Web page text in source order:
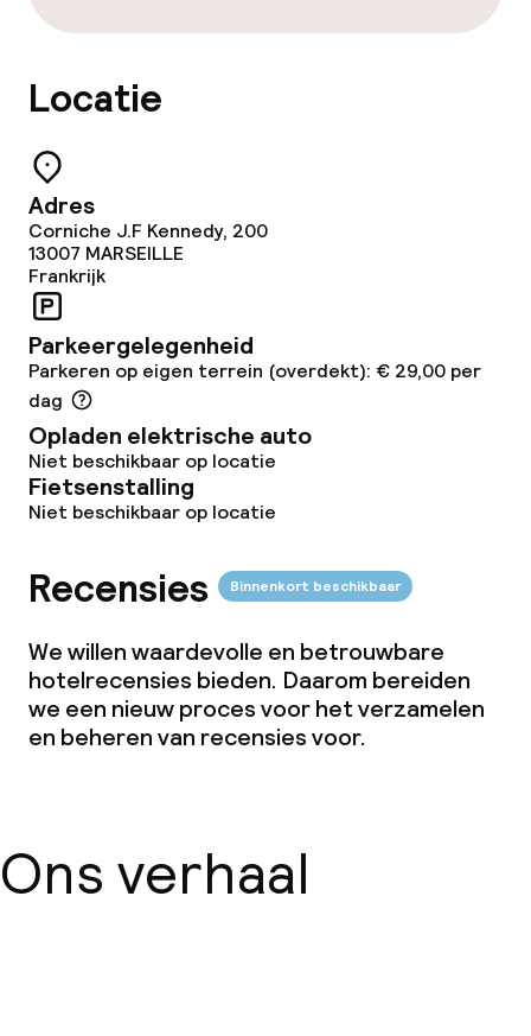
Tuin
Terras
Eet- en drinkgelegenheden
Restaurant
Bar
Eet- en drinkdiensten
Ontbijtbuffet
Lunch à la carte
Roomservice
Faciliteiten en diensten voor kinderen
Babysitservice
Wasservice
Locatie
Adres
Corniche J.F Kennedy, 200
13007 MARSEILLE
Frankrijk
Parkeergelegenheid
Parkeren op eigen terrein (overdekt): € 29,00 per
dag
Opladen elektrische auto
Niet beschikbaar op locatie
Fietsenstalling
Niet beschikbaar op locatie
Recensies Binnenkort beschikbaar
We willen waardevolle en betrouwbare
hotelrecensies bieden. Daarom bereiden
we een nieuw proces voor het verzamelen
en beheren van recensies voor.
Ons verhaal